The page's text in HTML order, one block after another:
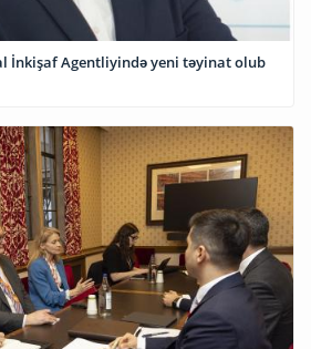
İnkişaf Agentliyində yeni təyinat olub